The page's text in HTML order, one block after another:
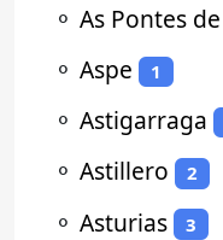
⚬ As Pontes
⚬ Aspe 1
⚬ Astigarraga
⚬ Astillero 2
⚬ Asturias 3